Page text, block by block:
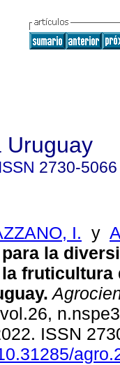
Uruguay
ISSN 2730-5066
I. y
la
fruticultura
ISSN